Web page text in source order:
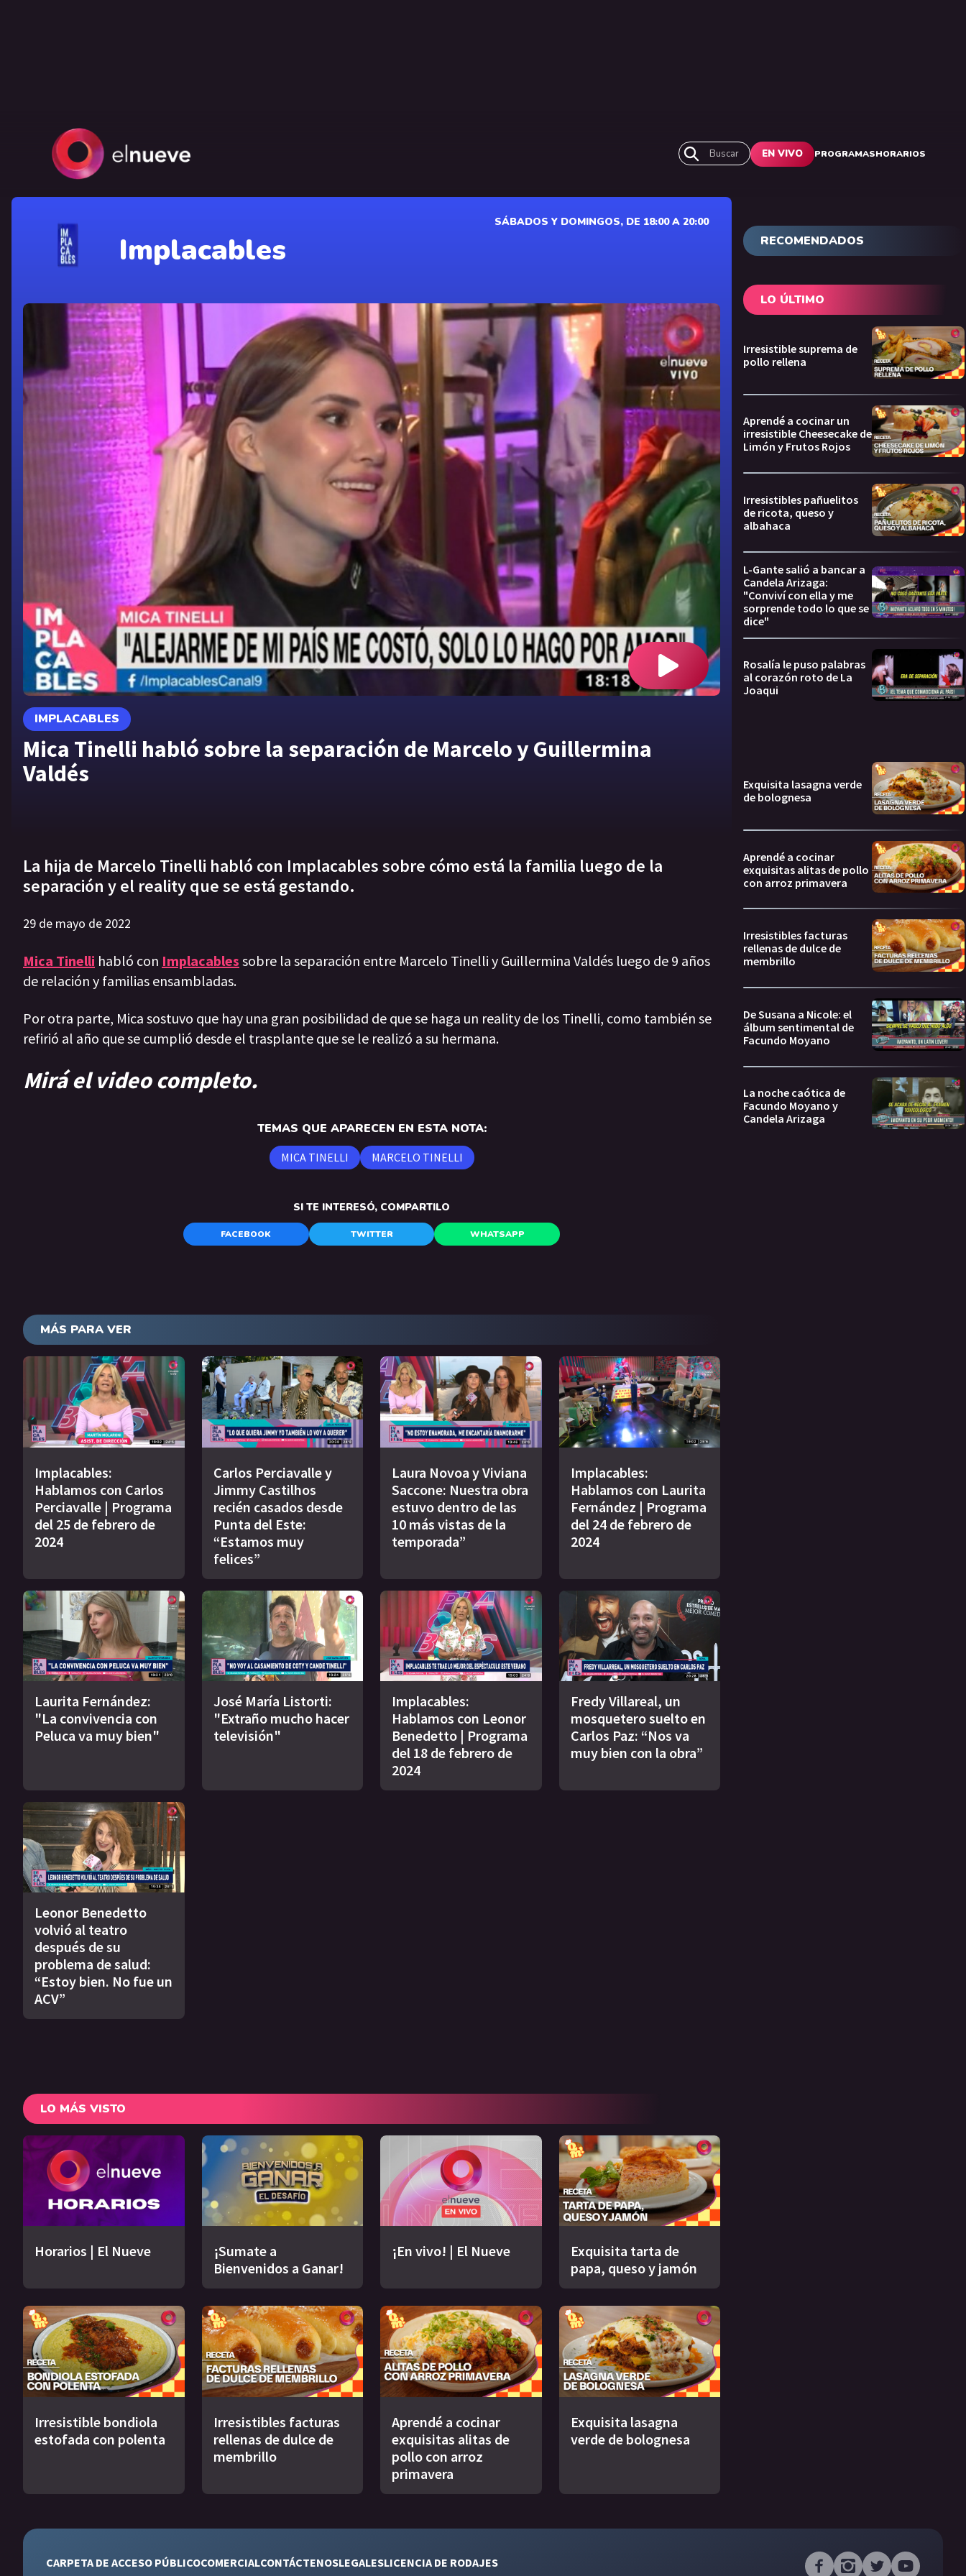
Buscar EN VIVO PROGRAMASHORARIOS
Implacables
SÁBADOS Y DOMINGOS, DE 18:00 A 20:00
IMPLACABLES
Mica Tinelli habló sobre la separación de Marcelo y Guillermina
Valdés
La hija de Marcelo Tinelli habló con Implacables sobre cómo está la familia luego de la
separación y el reality que se está gestando.
29 de mayo de 2022
Mica Tinelli habló con Implacables sobre la separación entre Marcelo Tinelli y Guillermina Valdés luego de 9 años
de relación y familias ensambladas.
Por otra parte, Mica sostuvo que hay una gran posibilidad de que se haga un reality de los Tinelli, como también se
refirió al año que se cumplió desde el trasplante que se le realizó a su hermana.
Mirá el video completo.
TEMAS QUE APARECEN EN ESTA NOTA:
MICA TINELLI MARCELO TINELLI
SI TE INTERESÓ, COMPARTILO
FACEBOOK TWITTER WHATSAPP
MÁS PARA VER
Implacables:
Hablamos con Carlos
Perciavalle | Programa
del 25 de febrero de
2024
Carlos Perciavalle y
Jimmy Castilhos
recién casados desde
Punta del Este:
“Estamos muy
felices”
Laura Novoa y Viviana
Saccone: Nuestra obra
estuvo dentro de las
10 más vistas de la
temporada”
Implacables:
Hablamos con Laurita
Fernández | Programa
del 24 de febrero de
2024
Laurita Fernández:
"La convivencia con
Peluca va muy bien"
José María Listorti:
"Extraño mucho hacer
televisión"
Implacables:
Hablamos con Leonor
Benedetto | Programa
del 18 de febrero de
2024
Fredy Villareal, un
mosquetero suelto en
Carlos Paz: “Nos va
muy bien con la obra”
Leonor Benedetto
volvió al teatro
después de su
problema de salud:
“Estoy bien. No fue un
ACV”
LO MÁS VISTO
Horarios | El Nueve
¡Sumate a
Bienvenidos a Ganar!
¡En vivo! | El Nueve
Exquisita tarta de
papa, queso y jamón
Irresistible bondiola
estofada con polenta
Irresistibles facturas
rellenas de dulce de
membrillo
Aprendé a cocinar
exquisitas alitas de
pollo con arroz
primavera
Exquisita lasagna
verde de bolognesa
RECOMENDADOS
LO ÚLTIMO
Irresistible suprema de
pollo rellena
Aprendé a cocinar un
irresistible Cheesecake de
Limón y Frutos Rojos
Irresistibles pañuelitos
de ricota, queso y
albahaca
L-Gante salió a bancar a
Candela Arizaga:
"Conviví con ella y me
sorprende todo lo que se
dice"
Rosalía le puso palabras
al corazón roto de La
Joaqui
Exquisita lasagna verde
de bolognesa
Aprendé a cocinar
exquisitas alitas de pollo
con arroz primavera
Irresistibles facturas
rellenas de dulce de
membrillo
De Susana a Nicole: el
álbum sentimental de
Facundo Moyano
La noche caótica de
Facundo Moyano y
Candela Arizaga
CARPETA DE ACCESO PÚBLICOCOMERCIALCONTÁCTENOSLEGALESLICENCIA DE RODAJES